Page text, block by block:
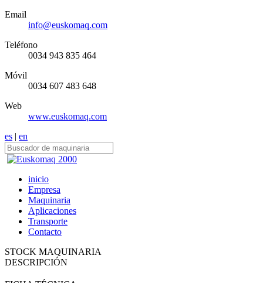
Email
info@euskomaq.com
Teléfono
0034 943 835 464
Móvil
0034 607 483 648
Web
www.euskomaq.com
es | en
inicio
Empresa
Maquinaria
Aplicaciones
Transporte
Contacto
STOCK MAQUINARIA
DESCRIPCIÓN